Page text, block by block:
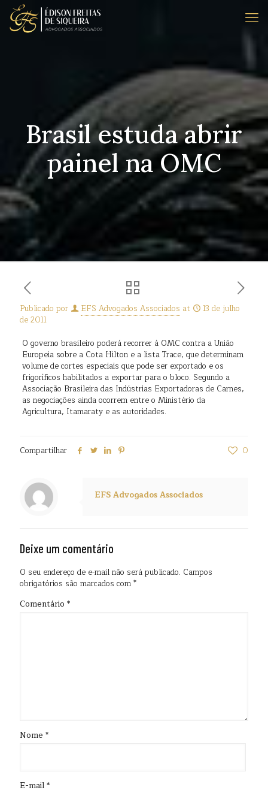
Brasil estuda abrir
painel na OMC
Publicado por EFS Advogados Associados at
13 de julho
de 2011
O governo brasileiro poderá recorrer à OMC contra a União
Europeia sobre a Cota Hilton e a lista Trace, que determinam
volume de cortes especiais que pode ser exportado e os
frigoríficos habilitados a exportar para o bloco. Segundo a
Associação Brasileira das Indústrias Exportadoras de Carnes,
as negociações ainda ocorrem entre o Ministério da
Agricultura, Itamaraty e as autoridades.
Compartilhar 0
EFS Advogados Associados
Deixe um comentário
O seu endereço de e-mail não será publicado. Campos
obrigatórios são marcados com*
Comentário *
Nome *
E-mail*